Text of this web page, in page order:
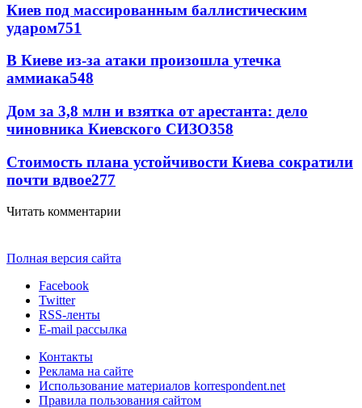
Киев под массированным баллистическим
ударом751
В Киеве из-за атаки произошла утечка
аммиака548
Дом за 3,8 млн и взятка от арестанта: дело
чиновника Киевского СИЗО358
Стоимость плана устойчивости Киева сократили
почти вдвое277
Читать комментарии
Полная версия сайта
Facebook
Twitter
RSS-ленты
E-mail рассылка
Контакты
Реклама на сайте
Использование материалов korrespondent.net
Правила пользования сайтом